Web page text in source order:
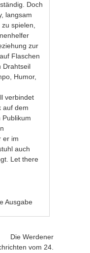
Doch
langsam
spielen,
zur
Flaschen
Drahtseil
Humor,
verbindet
auf dem
Publikum
er im
auch
Let there
Ausgabe
Die Werdener
vom 24.